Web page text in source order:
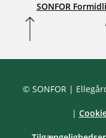
SONFOR
© SONFOR |
|